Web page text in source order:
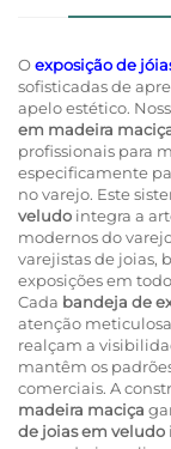
Oexposição de
sofisticadas de
apelo estético.
em madeira
profissionais para
especificamente
no varejo. Este
veludo integra a
modernos do
varejistas de joias,
exposições em
Cada bandeja de
atenção
realçam a
mantêm os
comerciais. A
madeira maciça
de joias em veludo